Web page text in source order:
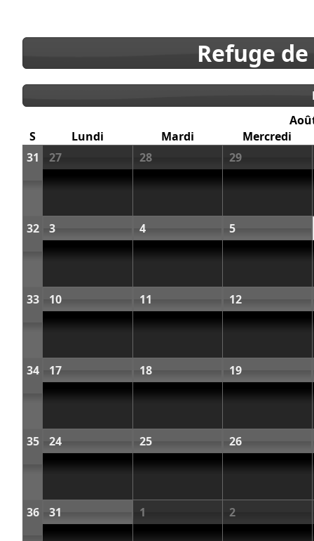
Refuge
S
Lundi Mardi
Mercredi
31
27 28 29
32 3 4 5
33 10 11 12
34 17 18 19
35 24 25 26
36 31 1 2